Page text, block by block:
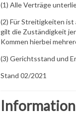
(1) Alle Verträge
(2) Für Streitigkeiten ist
gilt die Zuständigkeit
Kommen hierbei
(3) Gerichtsstand und
Stand 02/2021